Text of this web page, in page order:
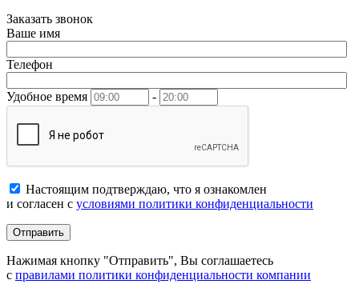
Заказать звонок
Ваше имя
Телефон
Удобное время -
Настоящим подтверждаю, что я ознакомлен
и согласен с условиями политики конфиденциальности
Отправить
Нажимая кнопку "Отправить", Вы соглашаетесь
с правилами политики конфиденциальности компании